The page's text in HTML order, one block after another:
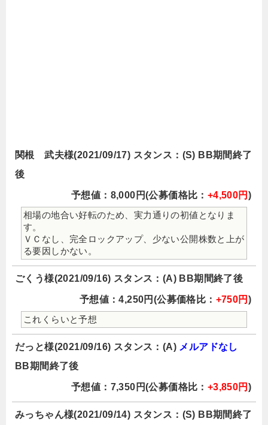
関根 武夫様(2021/09/17) スタンス：(S) BB期間終了
後
予想値：8,000円(公募価格比： +4,500円 )
相場の地合い好転のため、実力通りの初値となりま
す。
ＶＣなし、完全ロックアップ、少ない公開株数と上が
る要因しかない。
ごくう様(2021/09/16) スタンス：(A) BB期間終了後
予想値：4,250円(公募価格比： +750円 )
これくらいと予想
だっと様(2021/09/16) スタンス：(A) メルアドなし
BB期間終了後
予想値：7,350円(公募価格比： +3,850円 )
みっちゃん様(2021/09/14) スタンス：(S) BB期間終了